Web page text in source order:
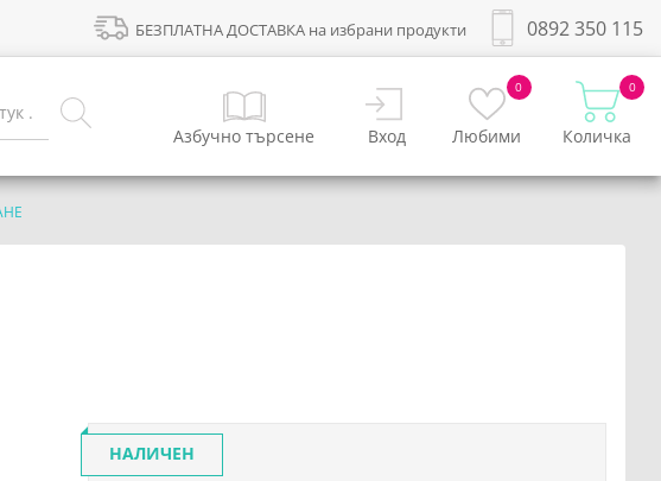
0892 350 115
БЕЗПЛАТНА ДОСТАВКА на избрани продукти
Азбучно търсене Вход
0
Любими
0
Количка
НАЛИЧЕН